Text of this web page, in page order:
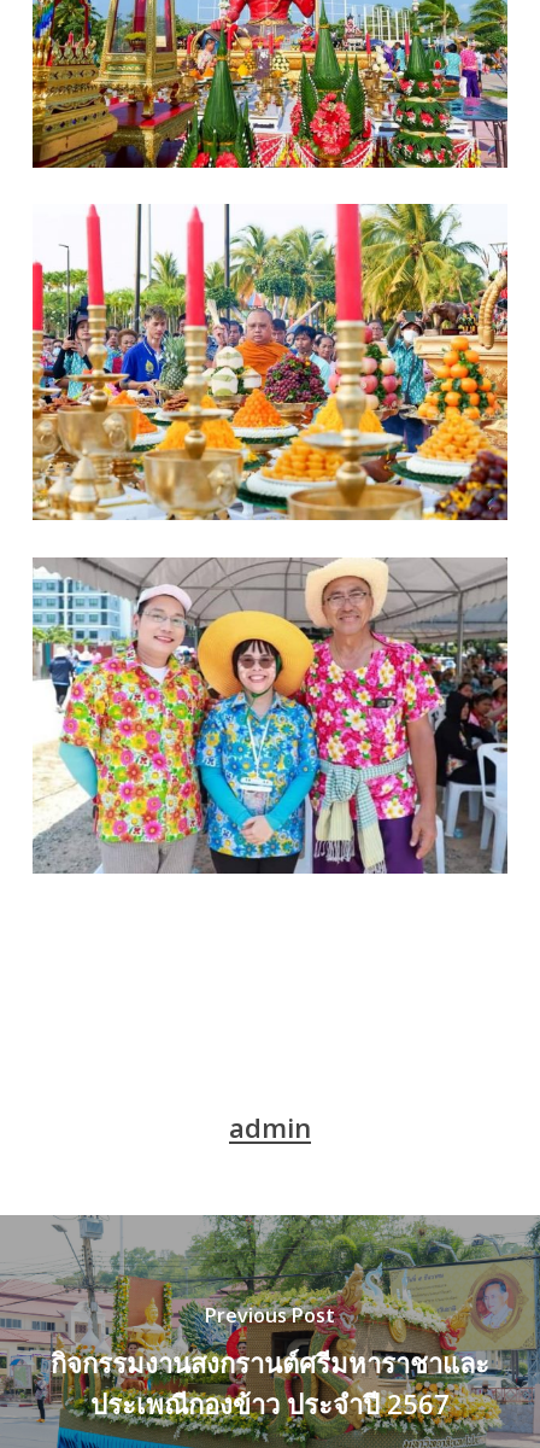
admin
Previous Post
กิจกรรมงานสงกรานต์ศรีมหาราชาและ
ประเพณีกองข้าว ประจำปี 2567